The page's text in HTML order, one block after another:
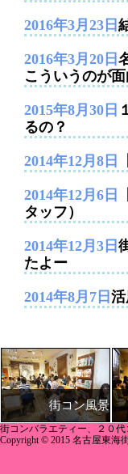
2016年3月23日
2016年3月20日
こういうのが
2015年8月30日
るの？
2014年12月8日
2014年12月6日
タッフ）
2014年12月3日
たよー
2014年8月7日
街コン風景
街コンバラエティー、２０
Copyright © 2015 名古屋東海